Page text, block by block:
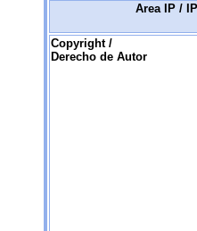
Area IP /
Copyright /
Derecho de Autor